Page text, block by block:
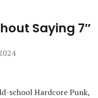
Saying 7″
school Hardcore Punk,